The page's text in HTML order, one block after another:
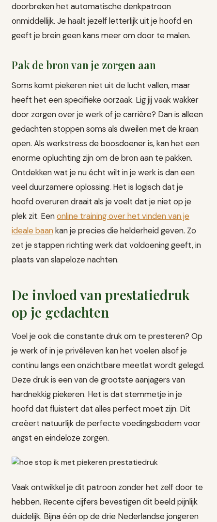
doorbreken het automatische denkpatroon
onmiddellijk. Je haalt jezelf letterlijk uit je hoofd en
geeft je brein geen kans meer om door te malen.
Pak de bron van je zorgen aan
Soms komt piekeren niet uit de lucht vallen, maar
heeft het een specifieke oorzaak. Lig jij vaak wakker
door zorgen over je werk of je carrière? Dan is alleen
gedachten stoppen soms als dweilen met de kraan
open. Als werkstress de boosdoener is, kan het een
enorme opluchting zijn om de bron aan te pakken.
Ontdekken wat je nu écht wilt in je werk is dan een
veel duurzamere oplossing. Het is logisch dat je
hoofd overuren draait als je voelt dat je niet op je
plek zit. Eenonline training over het vinden van je
ideale baankan je precies die helderheid geven. Zo
zet je stappen richting werk dat voldoening geeft, in
plaats van slapeloze nachten.
De invloed van prestatiedruk
op je gedachten
Voel je ook die constante druk om te presteren? Op
je werk of in je privéleven kan het voelen alsof je
continu langs een onzichtbare meetlat wordt gelegd.
Deze druk is een van de grootste aanjagers van
hardnekkig piekeren. Het is dat stemmetje in je
hoofd dat fluistert dat alles perfect moet zijn. Dit
creëert natuurlijk de perfecte voedingsbodem voor
angst en eindeloze zorgen.
Vaak ontwikkel je dit patroon zonder het zelf door te
hebben. Recente cijfers bevestigen dit beeld pijnlijk
duidelijk. Bijna één op de drie Nederlandse jongeren